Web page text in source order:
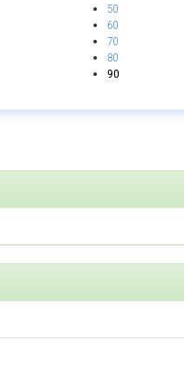
50
60
70
80
90